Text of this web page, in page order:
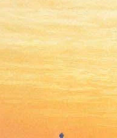
ограничат,
фильма — в